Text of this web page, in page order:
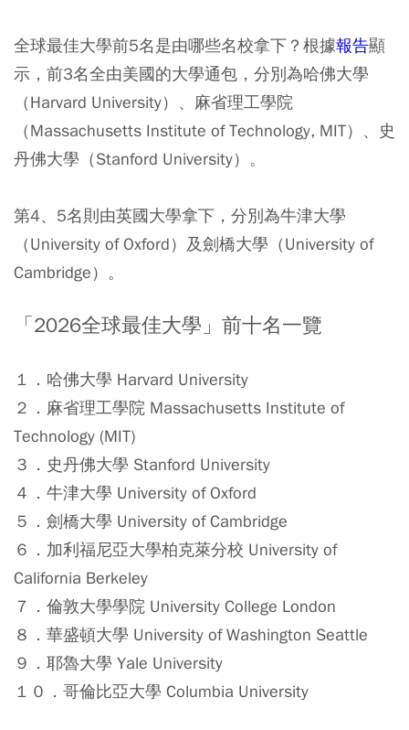
全球最佳大學前5名是由哪些名校拿下？根據報告顯
示，前3名全由美國的大學通包，分別為哈佛大學
（Harvard University）、麻省理工學院
（Massachusetts Institute of Technology, MIT）、史
丹佛大學（Stanford University）。
第4、5名則由英國大學拿下，分別為牛津大學
（University of Oxford）及劍橋大學（University of
Cambridge）。
「2026全球最佳大學」前十名一覽
１．哈佛大學 Harvard University
２．麻省理工學院 Massachusetts Institute of
Technology (MIT)
３．史丹佛大學 Stanford University
４．牛津大學 University of Oxford
５．劍橋大學 University of Cambridge
６．加利福尼亞大學柏克萊分校 University of
California Berkeley
７．倫敦大學學院 University College London
８．華盛頓大學 University of Washington Seattle
９．耶魯大學 Yale University
１０．哥倫比亞大學 Columbia University